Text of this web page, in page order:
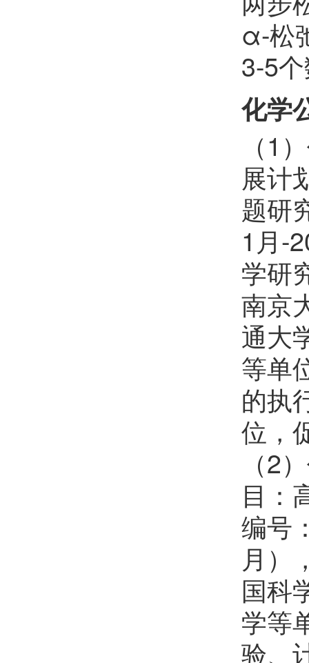
α-松
3-5
化学
（1
展计
题研
1月-
学研
南京
通大
等单
的执
位，
（2
目：
编号
月）
国科
学等
验、